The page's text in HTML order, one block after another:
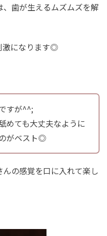
歯が生えるムズムズを解
激になります◎
すが^^;
めても大丈夫なように
がベスト◎
の感覚を口に入れて楽し